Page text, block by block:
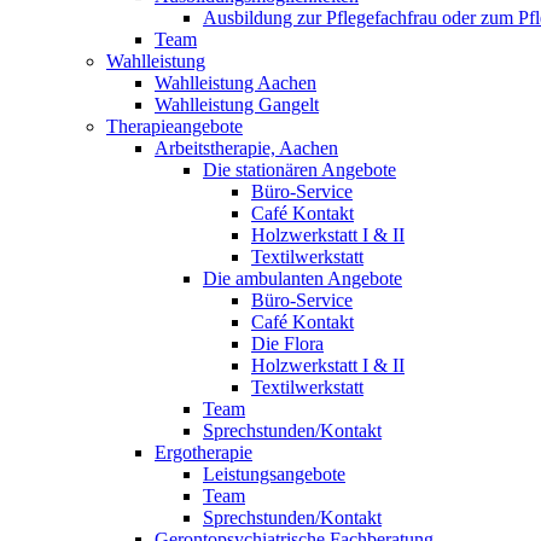
Ausbildung zur Pflegefachfrau oder zum
Team
Wahlleistung
Wahlleistung Aachen
Wahlleistung Gangelt
Therapieangebote
Arbeitstherapie, Aachen
Die stationären Angebote
Büro-Service
Café Kontakt
Holzwerkstatt I & II
Textilwerkstatt
Die ambulanten Angebote
Büro-Service
Café Kontakt
Die Flora
Holzwerkstatt I & II
Textilwerkstatt
Team
Sprechstunden/Kontakt
Ergotherapie
Leistungsangebote
Team
Sprechstunden/Kontakt